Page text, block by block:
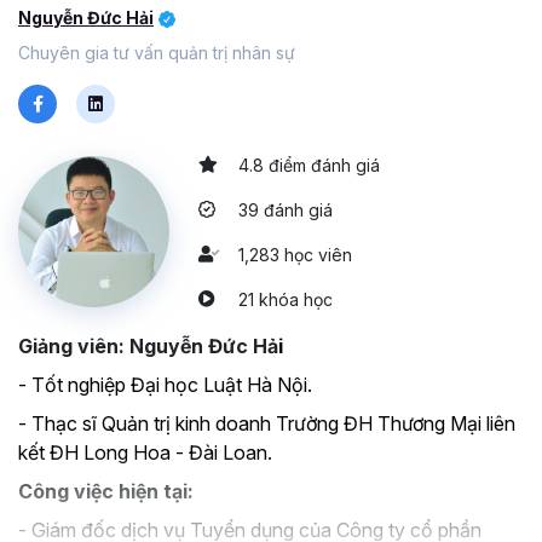
Trong nội dung này, tôi mong muốn những người quản lý
có thể nhìn nhận được rõ vai trò quản lý của mình, biết
việc mình cần phải làm khi ở vị trí quản lý và những điều
quan trọng họ cần phải nhớ khi làm việc ở vị trí này.
Tốt hơn hết, các bạn có thể học cùng lúc hai bài giảng về
quản lý và lãnh đạo của tôi để nắm được hai bộ kỹ năng
quan trọng nhất khi bạn ở bất cứ vị trí quản lý nào.
Nguyễn Đức Hải
Chuyên gia tư vấn quản trị nhân sự
4.8 điểm đánh giá
39 đánh giá
1,283 học viên
21 khóa học
Giảng viên: Nguyễn Đức Hải
- Tốt nghiệp Đại học Luật Hà Nội.
- Thạc sĩ Quản trị kinh doanh Trường ĐH Thương Mại liên
kết ĐH Long Hoa - Đài Loan.
Công việc hiện tại:
- Giám đốc dịch vụ Tuyển dụng của Công ty cổ phần